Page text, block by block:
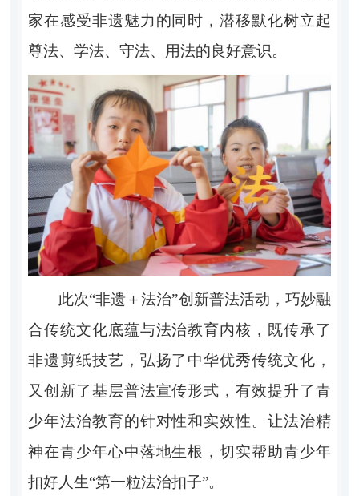
家在感受非遗魅力的同时，潜移默化树立起
尊法、学法、守法、用法的良好意识。
此次“非遗＋法治”创新普法活动，巧妙融
合传统文化底蕴与法治教育内核，既传承了
非遗剪纸技艺，弘扬了中华优秀传统文化，
又创新了基层普法宣传形式，有效提升了青
少年法治教育的针对性和实效性。让法治精
神在青少年心中落地生根，切实帮助青少年
扣好人生“第一粒法治扣子”。